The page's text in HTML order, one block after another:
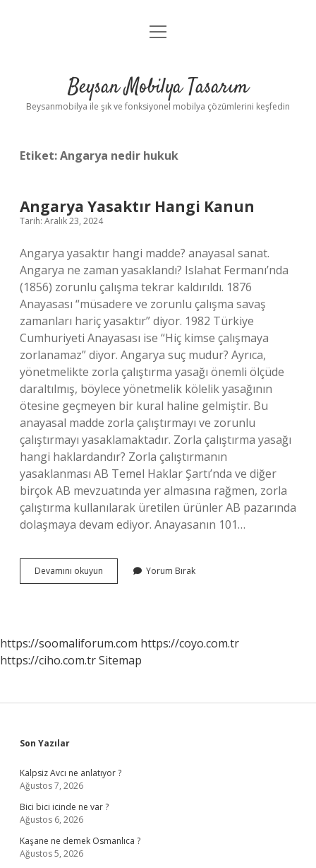
Anasayfa
Yasal Uyarı
menüyü
Beysan Mobilya Tasarım
Beysanmobilya ile şık ve fonksiyonel mobilya çözümlerini keşfedin
Etiket:Angarya nedir hukuk
Angarya Yasaktır Hangi Kanun
Tarih: Aralık 23, 2024
Angarya yasaktır hangi madde? anayasal sanat.
Angarya ne zaman yasaklandı? Islahat Fermanı’nda
(1856) zorunlu çalışma tekrar kaldırıldı. 1876
Anayasası “müsadere ve zorunlu çalışma savaş
zamanları hariç yasaktır” diyor. 1982 Türkiye
Cumhuriyeti Anayasası ise “Hiç kimse çalışmaya
zorlanamaz” diyor. Angarya suç mudur? Ayrıca,
yönetmelikte zorla çalıştırma yasağı önemli ölçüde
daraltılmış, böylece yönetmelik kölelik yasağının
ötesine geçmeyen bir kural haline gelmiştir. Bu
anayasal madde zorla çalıştırmayı ve zorunlu
çalıştırmayı yasaklamaktadır. Zorla çalıştırma yasağı
hangi haklardandır? Zorla çalıştırmanın
yasaklanması AB Temel Haklar Şartı’nda ve diğer
birçok AB mevzuatında yer almasına rağmen, zorla
çalıştırma kullanılarak üretilen ürünler AB pazarında
dolaşmaya devam ediyor. Anayasanın 101…
Devamını okuyun Angarya
Yasaktır
Yorum Bırak
https://soomaliforum.com https://coyo.com.tr
https://ciho.com.trSitemap
Sidebar
Son Yazılar
Kalpsiz Avcı ne anlatıyor ?
Ağustos 7, 2026
Bici bici icinde ne var ?
Ağustos 6, 2026
Kaşane ne demek Osmanlıca ?
Ağustos 5, 2026